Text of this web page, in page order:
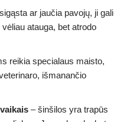
ar jaučia pavojų, ji gali
atauga, bet atrodo
reikia specialaus maisto,
išmanančio
– šinšilos yra trapūs